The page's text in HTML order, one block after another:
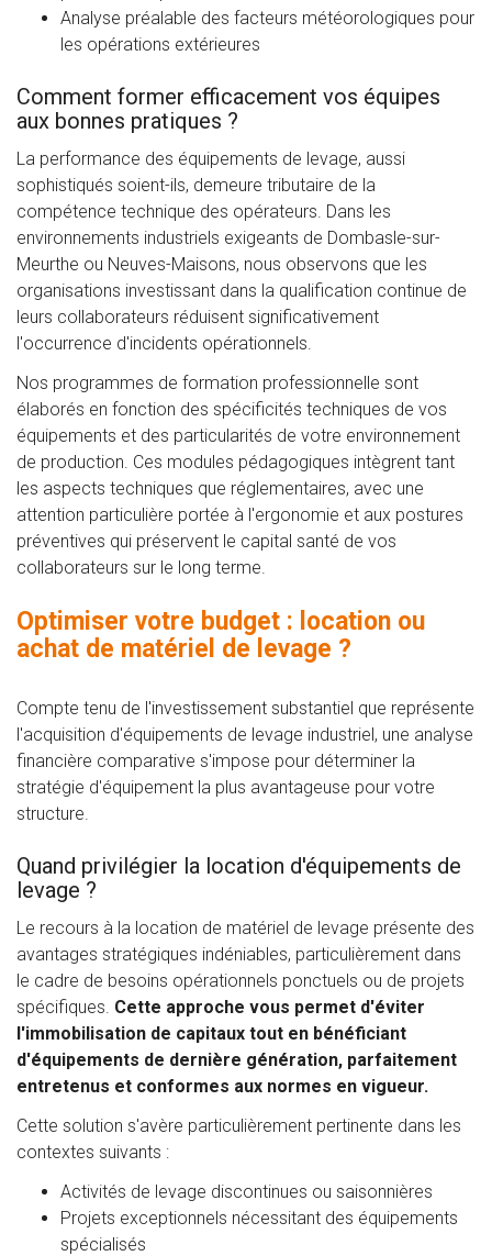
Analyse préalable des facteurs météorologiques pour
les opérations extérieures
Comment former efficacement vos équipes
aux bonnes pratiques ?
La performance des équipements de levage, aussi
sophistiqués soient-ils, demeure tributaire de la
compétence technique des opérateurs. Dans les
environnements industriels exigeants de Dombasle-sur-
Meurthe ou Neuves-Maisons, nous observons que les
organisations investissant dans la qualification continue de
leurs collaborateurs réduisent significativement
l'occurrence d'incidents opérationnels.
Nos programmes de formation professionnelle sont
élaborés en fonction des spécificités techniques de vos
équipements et des particularités de votre environnement
de production. Ces modules pédagogiques intègrent tant
les aspects techniques que réglementaires, avec une
attention particulière portée à l'ergonomie et aux postures
préventives qui préservent le capital santé de vos
collaborateurs sur le long terme.
Optimiser votre budget : location ou
achat de matériel de levage ?
Compte tenu de l'investissement substantiel que représente
l'acquisition d'équipements de levage industriel, une analyse
financière comparative s'impose pour déterminer la
stratégie d'équipement la plus avantageuse pour votre
structure.
Quand privilégier la location d'équipements de
levage ?
Le recours à la location de matériel de levage présente des
avantages stratégiques indéniables, particulièrement dans
le cadre de besoins opérationnels ponctuels ou de projets
spécifiques. Cette approche vous permet d'éviter
l'immobilisation de capitaux tout en bénéficiant
d'équipements de dernière génération, parfaitement
entretenus et conformes aux normes en vigueur.
Cette solution s'avère particulièrement pertinente dans les
contextes suivants :
Activités de levage discontinues ou saisonnières
Projets exceptionnels nécessitant des équipements
spécialisés